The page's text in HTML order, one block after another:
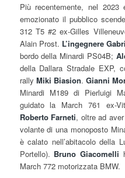
Più recentemente, nel
emozionato il pubblico
312 T5 #2 ex-Gilles
Alain Prost. L’ingegnere
bordo della Minardi PS04B;
della Dallara Stradale EXP,
rally Miki Biasion.Gianni
Minardi M189 di Pierluigi
guidato la March 761 ex-
Roberto Farneti, oltre ad
volante di una monoposto
è calato nell’abitacolo della
Portello). Bruno Giacomelli
March 772 motorizzata BMW.